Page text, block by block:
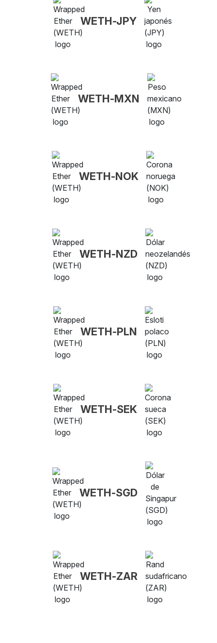
WETH-JPY
WETH-MXN
WETH-NOK
WETH-NZD
WETH-PLN
WETH-SEK
WETH-SGD
WETH-ZAR